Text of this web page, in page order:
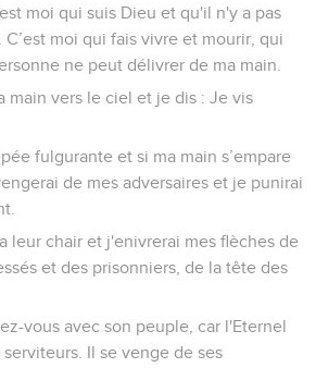
moi qui suis Dieu et qu'il n'y a pas
C’est moi qui fais vivre et mourir, qui
ne peut délivrer de ma main.
main vers le ciel et je dis : Je vis
fulgurante et si ma main s’empare
de mes adversaires et je punirai
leur chair et j'enivrerai mes flèches de
et des prisonniers, de la tête des
vous avec son peuple, car l'Eternel
Il se venge de ses